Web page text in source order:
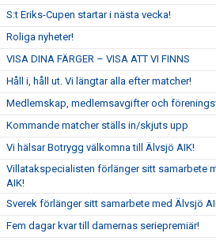
S:t Eriks-Cupen startar i nästa vecka!
Roliga nyheter!
VISA DINA FÄRGER – VISA ATT VI FINNS
Håll i, håll ut. Vi längtar alla efter matcher!
Medlemskap, medlemsavgifter och
Kommande matcher ställs in/skjuts upp
Vi hälsar Botrygg välkomna till Älvsjö AIK!
Villatakspecialisten förlänger sitt samarbete
AIK!
Sverek förlänger sitt samarbete med Älvsjö
Fem dagar kvar till damernas seriepremiär!